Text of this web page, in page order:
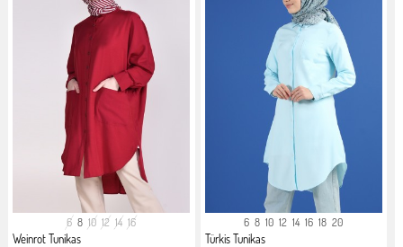
6 8 10 12 14 16
Weinrot Tunikas
6 8 10 12 14 16 18 20
Türkis Tunikas